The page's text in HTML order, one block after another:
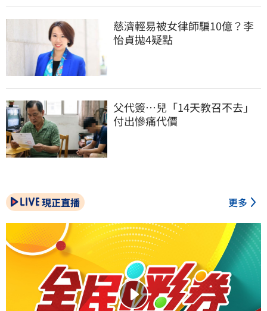
慈濟輕易被女律師騙10億？李
怡貞拋4疑點
父代簽…兒「14天教召不去」
付出慘痛代價
現正直播 更多